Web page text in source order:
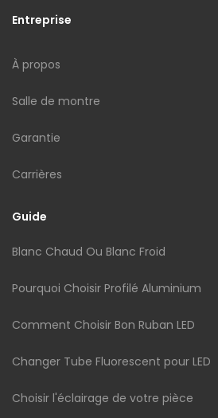
Entreprise
À propos
Salle de montre
Garantie
Carrières
Guide
Blanc Chaud Ou Blanc Froid
Pourquoi Choisir Profilé Aluminium
Comment Choisir Bon Ruban LED
Changer Tube Fluorescent pour LED
Choisir l'éclairage de votre pièce